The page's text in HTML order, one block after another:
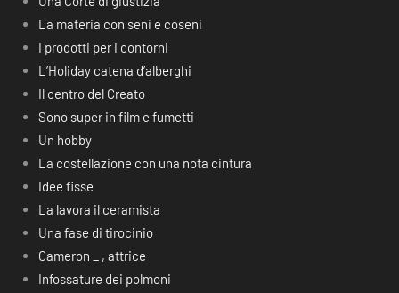
La materia con seni e coseni
I prodotti per i contorni
L’Holiday catena d’alberghi
Il centro del Creato
Sono super in film e fumetti
Un hobby
La costellazione con una nota cintura
Idee fisse
La lavora il ceramista
Una fase di tirocinio
Cameron _ , attrice
Infossature dei polmoni